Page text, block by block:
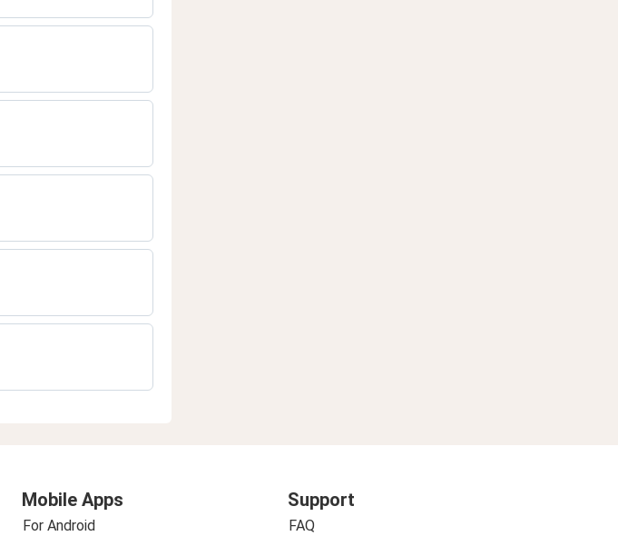
Mobile Apps
For Android
Support
FAQ